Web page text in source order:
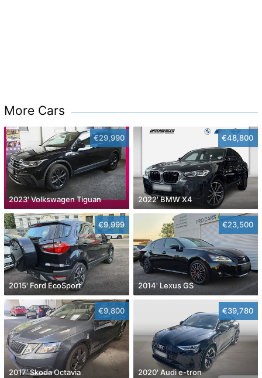
More Cars
€29,990
2023' Volkswagen Tiguan
€48,800
2022' BMW X4
€9,999
2015' Ford EcoSport
€23,500
2014' Lexus GS
€9,800
2017' Skoda Octavia
€39,780
2020' Audi e-tron